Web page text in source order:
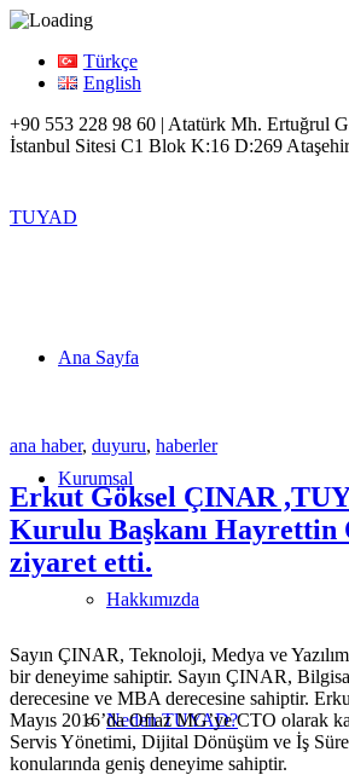
Türkçe
English
+90 553 228 98 60 | Atatürk Mh. Ertuğrul
İstanbul Sitesi C1 Blok K:16 D:269
TUYAD
Ana Sayfa
Kurumsal
Hakkımızda
Neden TUYAD?
ana haber, duyuru, haberler
Erkut Göksel ÇINAR
Kurulu Başkanı Hayrettin
ziyaret etti.
Sayın ÇINAR, Teknoloji, Medya ve
bir deneyime sahiptir. Sayın ÇINAR,
derecesine ve MBA derecesine sahiptir.
Mayıs 2016’da Oflaz MG’ye CTO olarak
Servis Yönetimi, Dijital Dönüşüm ve İş
konularında geniş deneyime sahiptir.